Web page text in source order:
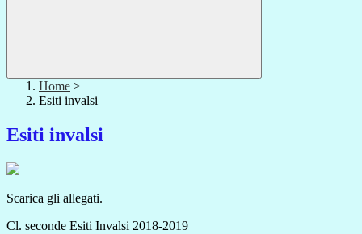
Home >
Esiti invalsi
Esiti invalsi
Scarica gli allegati.
Cl. seconde Esiti Invalsi 2018-2019